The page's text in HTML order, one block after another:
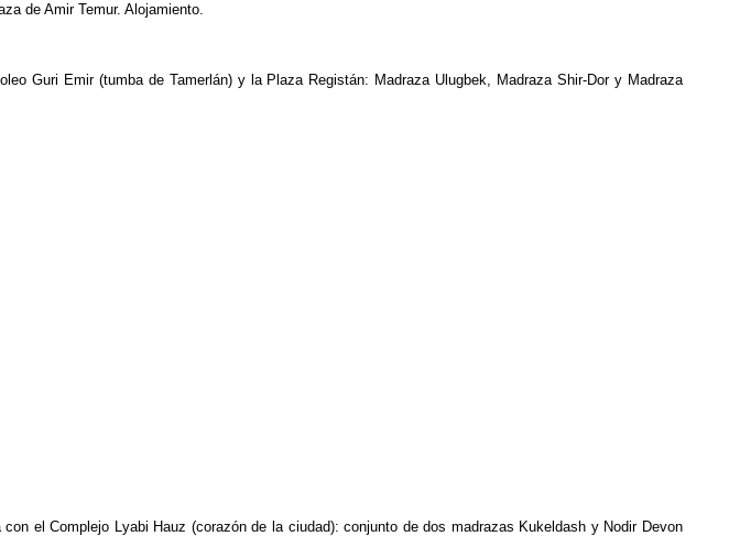
de Amir Temur. Alojamiento.
Guri Emir (tumba de Tamerlán) y la Plaza Registán: Madraza Ulugbek, Madraza Shir-Dor y Madraza
el Complejo Lyabi Hauz (corazón de la ciudad): conjunto de dos madrazas Kukeldash y Nodir Devon